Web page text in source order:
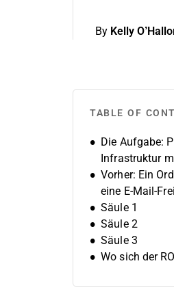
By Kelly
TABLE OF
Die Aufgabe:
Infrastruktur
Vorher: Ein
eine E-Mail-
Säule 1
Säule 2
Säule 3
Wo sich der
raten würde